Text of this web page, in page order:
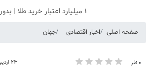
۱ میلیارد اعتبار خرید طلا | بدون ضامن و چک
صفحه اصلی اخبار اقتصادی جهان
۰ نفر ۲۳ اردیبهشت ۱۴۰۵ - ۲۳:۰۰